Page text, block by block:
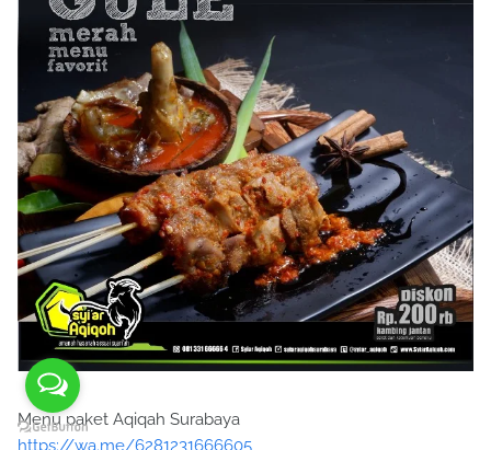
Menu paket Aqiqah Surabaya
https://wa.me/6281231666605